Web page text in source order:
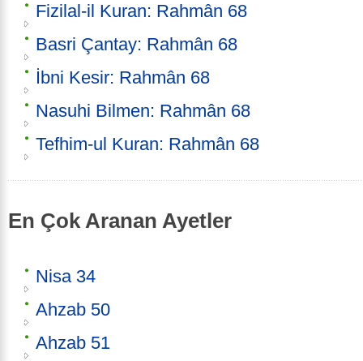
Fizilal-il Kuran: Rahmân 68
Basri Çantay: Rahmân 68
İbni Kesir: Rahmân 68
Nasuhi Bilmen: Rahmân 68
Tefhim-ul Kuran: Rahmân 68
En Çok Aranan Ayetler
Nisa 34
Ahzab 50
Ahzab 51